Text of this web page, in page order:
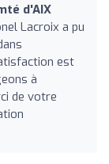
d'AIX
Lacroix a pu
est
à
de votre